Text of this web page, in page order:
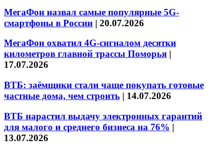
МегаФон назвал самые популярные 5G-
смартфоны в России | 20.07.2026
МегаФон охватил 4G-сигналом десятки
километров главной трассы Поморья |
17.07.2026
ВТБ: заёмщики стали чаще покупать готовые
частные дома, чем строить | 14.07.2026
ВТБ нарастил выдачу электронных гарантий
для малого и среднего бизнеса на 76% |
13.07.2026